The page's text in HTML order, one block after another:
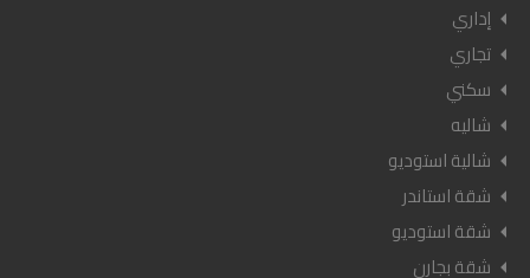
إداري
تجاري
سكني
شاليه
شالية استوديو
شقة استاندر
شقة استوديو
شقة بجارن